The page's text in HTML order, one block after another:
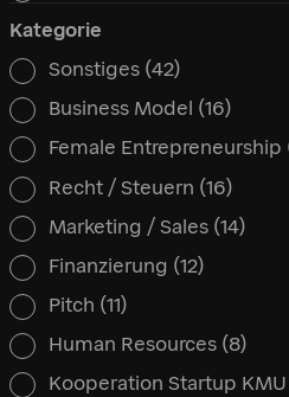
Kategorie
Kategorie
Sonstiges (42)
Business Model (16)
Female Entrepreneurship
Recht / Steuern (16)
Marketing / Sales (14)
Finanzierung (12)
Pitch (11)
Human Resources (8)
Kooperation Startup